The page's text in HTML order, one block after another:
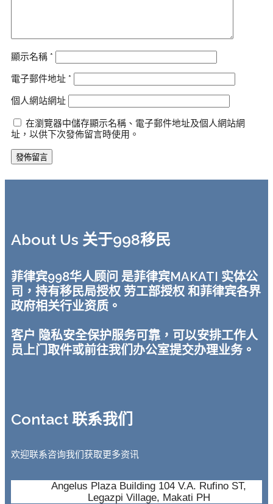
顯示名稱 *
電子郵件地址 *
個人網站網址
在瀏覽器中儲存顯示名稱、電子郵件地址及個人網站網
址，以供下次發佈留言時使用。
About Us 关于998移民
菲律宾998华人顾问 是菲律宾MAKATI 实体公
司，持有移民局授权 劳工部授权 和菲律宾各界
政府相关行业资质。
客户 隐私安全保护服务可靠，可以安排工作人
员上门取件或前往我们办公室提交办理业务。
Contact 联系我们
欢迎联系咨询我们获取更多资讯
Angelus Plaza Building 104 V.A. Rufino ST,
Legazpi Village, Makati PH